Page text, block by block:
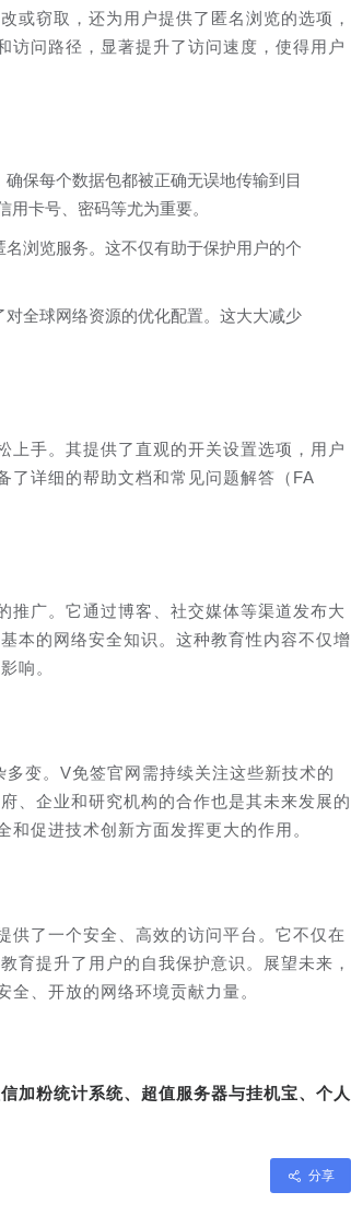
或窃取，还为用户提供了匿名浏览的选项，
访问路径，显著提升了访问速度，使得用户
保每个数据包都被正确无误地传输到目
卡号、密码等尤为重要。
浏览服务。这不仅有助于保护用户的个
全球网络资源的优化配置。这大大减少
上手。其提供了直观的开关设置选项，用户
了详细的帮助文档和常见问题解答（FA
推广。它通过博客、社交媒体等渠道发布大
本的网络安全知识。这种教育性内容不仅增
响。
变。V免签官网需持续关注这些新技术的
、企业和研究机构的合作也是其未来发展的
促进技术创新方面发挥更大的作用。
供了一个安全、高效的访问平台。它不仅在
育提升了用户的自我保护意识。展望未来，
、开放的网络环境贡献力量。
加粉统计系统、超值服务器与挂机宝、个人
分享